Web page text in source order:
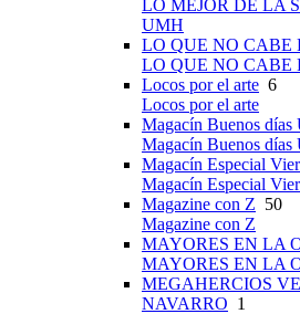
LO MEJOR DE LA
UMH
LO QUE NO CABE
LO QUE NO CABE
Locos por el arte 6
Locos por el arte
Magacín Buenos
Magacín Buenos
Magacín Especial
Magacín Especial
Magazine con Z 50
Magazine con Z
MAYORES EN LA
MAYORES EN LA
MEGAHERCIOS
NAVARRO 1